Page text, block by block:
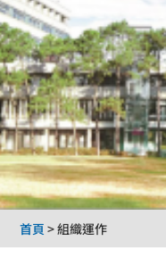
首頁 >組織運作